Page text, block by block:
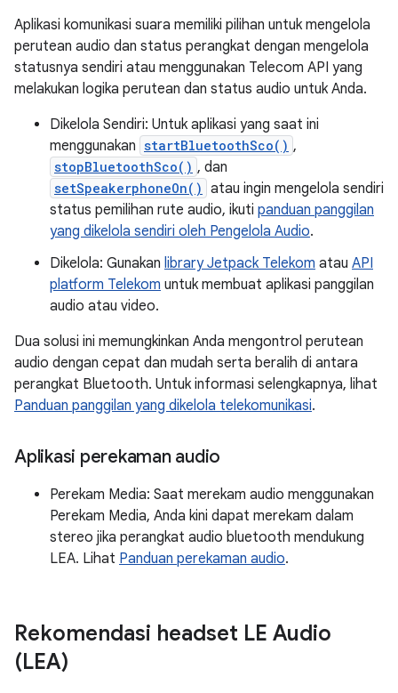
Aplikasi komunikasi suara memiliki pilihan untuk mengelola
perutean audio dan status perangkat dengan mengelola
statusnya sendiri atau menggunakan Telecom API yang
melakukan logika perutean dan status audio untuk Anda.
Dikelola Sendiri: Untuk aplikasi yang saat ini
menggunakan startBluetoothSco() ,
stopBluetoothSco() , dan
setSpeakerphoneOn() atau ingin mengelola sendiri
status pemilihan rute audio, ikuti panduan panggilan
yang dikelola sendiri oleh Pengelola Audio.
Dikelola: Gunakan library Jetpack Telekom atau API
platform Telekom untuk membuat aplikasi panggilan
audio atau video.
Dua solusi ini memungkinkan Anda mengontrol perutean
audio dengan cepat dan mudah serta beralih di antara
perangkat Bluetooth. Untuk informasi selengkapnya, lihat
Panduan panggilan yang dikelola telekomunikasi.
Aplikasi perekaman audio
Perekam Media: Saat merekam audio menggunakan
Perekam Media, Anda kini dapat merekam dalam
stereo jika perangkat audio bluetooth mendukung
LEA. Lihat Panduan perekaman audio.
Rekomendasi headset LE Audio
(LEA)